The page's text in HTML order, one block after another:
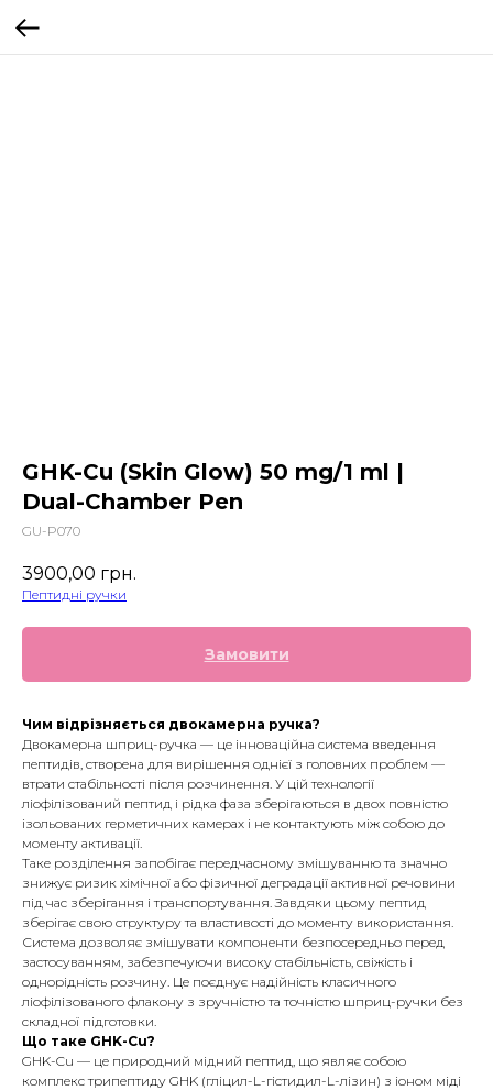
GHK-Cu (Skin Glow) 50 mg/1 ml |
Dual-Chamber Pen
GU-P070
3900,00 грн.
Пептидні ручки
Замовити
Чим відрізняється двокамерна ручка?
Двокамерна шприц-ручка — це інноваційна система введення
пептидів, створена для вирішення однієї з головних проблем —
втрати стабільності після розчинення. У цій технології
ліофілізований пептид і рідка фаза зберігаються в двох повністю
ізольованих герметичних камерах і не контактують між собою до
моменту активації.
Таке розділення запобігає передчасному змішуванню та значно
знижує ризик хімічної або фізичної деградації активної речовини
під час зберігання і транспортування. Завдяки цьому пептид
зберігає свою структуру та властивості до моменту використання.
Система дозволяє змішувати компоненти безпосередньо перед
застосуванням, забезпечуючи високу стабільність, свіжість і
однорідність розчину. Це поєднує надійність класичного
ліофілізованого флакону з зручністю та точністю шприц-ручки без
складної підготовки.
Що таке GHK-Cu?
GHK-Cu — це природний мідний пептид, що являє собою
комплекс трипептиду GHK (гліцил-L-гістидил-L-лізин) з іоном міді